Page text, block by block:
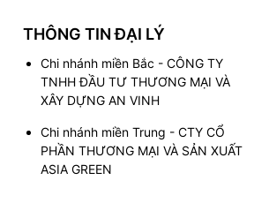
THÔNG TIN ĐẠI LÝ
Chi nhánh miền Bắc - CÔNG TY
TNHH ĐẦU TƯ THƯƠNG MẠI VÀ
XÂY DỰNG AN VINH
Chi nhánh miền Trung - CTY CỔ
PHẦN THƯƠNG MẠI VÀ SẢN XUẤT
ASIA GREEN